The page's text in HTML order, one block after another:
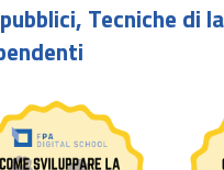
Tecniche di